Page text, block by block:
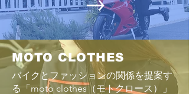
MOTO CLOTHES
バイクとファッションの関係を提案す
る「moto clothes（モトクロース）」